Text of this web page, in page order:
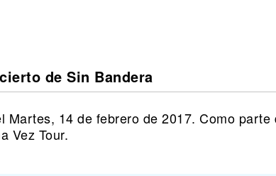
de Sin Bandera
14 de febrero de 2017. Como parte
Vez Tour.